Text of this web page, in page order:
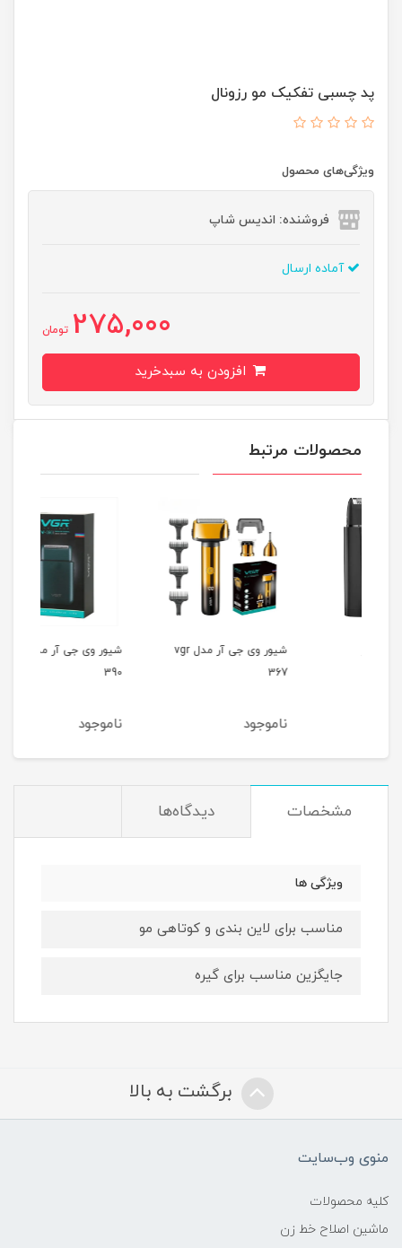
پد چسبی تفکیک مو رزونال
ویژگی‌های محصول
فروشنده: اندیس شاپ
آماده ارسال
275,000 تومان
محصولات مرتبط
شیور وی جی آر مدل vgr
شیور وی جی آر مدل vgr
مشخصات دیدگاه‌ها
ویژگی ها
مناسب برای لاین بندی و کوتاهی مو
جایگزین مناسب برای گیره
برگشت به بالا
منوی وب‌سایت
کلیه محصولات
ماشین اصلاح خط زن